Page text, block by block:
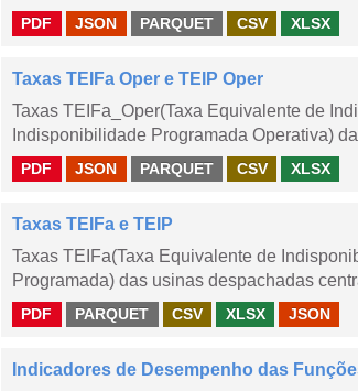
PDF JSON PARQUET CSV XLSX
Taxas TEIFa Oper e TEIP Oper
Taxas TEIFa_Oper(Taxa Equivalente de
Indisponibilidade Programada Operativa)
PDF JSON PARQUET CSV XLSX
Taxas TEIFa e TEIP
Taxas TEIFa(Taxa Equivalente de
Programada) das usinas despachadas
PDF PARQUET CSV XLSX JSON
Indicadores de Desempenho das